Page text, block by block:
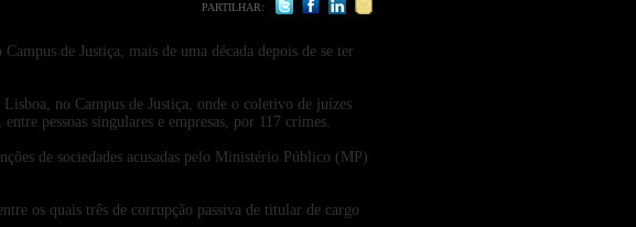
PARTILHAR:
de Justiça, mais de uma década depois de se ter
no Campus de Justiça, onde o coletivo de juízes
pessoas singulares e empresas, por 117 crimes.
de sociedades acusadas pelo Ministério Público (MP)
os quais três de corrupção passiva de titular de cargo